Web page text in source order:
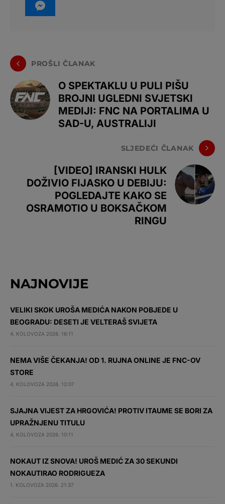
PROŠLI ČLANAK
O SPEKTAKLU U PULI PIŠU
BROJNI UGLEDNI SVJETSKI
MEDIJI: FNC NA PORTALIMA U
SAD-U, AUSTRALIJI
SLJEDEĆI ČLANAK
[VIDEO] IRANSKI HULK
DOŽIVIO FIJASKO U DEBIJU:
POGLEDAJTE KAKO SE
OSRAMOTIO U BOKSAČKOM
RINGU
NAJNOVIJE
VELIKI SKOK UROŠA MEDIĆA NAKON POBJEDE U
BEOGRADU: DESETI JE VELTERAŠ SVIJETA
4. KOLOVOZA 2026. 16:11
NEMA VIŠE ČEKANJA! OD 1. RUJNA ONLINE JE FNC-OV
STORE
4. KOLOVOZA 2026. 12:07
SJAJNA VIJEST ZA HRGOVIĆA! PROTIV ITAUME SE BORI ZA
UPRAŽNJENU TITULU
4. KOLOVOZA 2026. 10:11
NOKAUT IZ SNOVA! UROŠ MEDIĆ ZA 30 SEKUNDI
NOKAUTIRAO RODRIGUEZA
1. KOLOVOZA 2026. 21:37